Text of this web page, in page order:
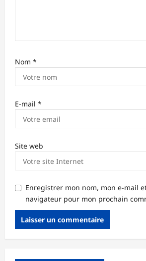
Nom *
E-mail *
Site web
Enregistrer mon nom, mon e-mail
navigateur pour mon prochain